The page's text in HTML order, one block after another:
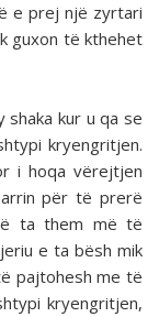
e prej një zyrtari
guxon të kthehet
kur u qa se
kry­engritjen.
i hoqa vërejtjen
arrin për të prerë
ta them më të
e ta bësh mik
pajtohesh me të
kryengritjen,